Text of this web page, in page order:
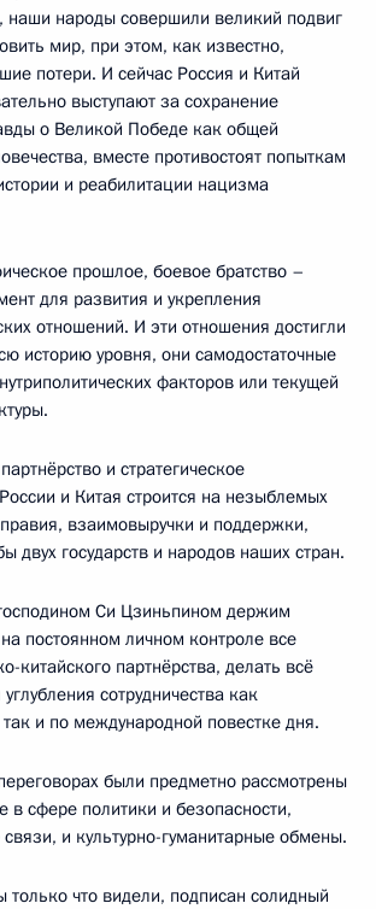
наши народы совершили великий подвиг
мир, при этом, как известно,
потери. И сейчас Россия и Китай
выступают за сохранение
о Великой Победе как общей
вместе противостоят попыткам
и реабилитации нацизма
прошлое, боевое братство –
для развития и укрепления
отношений. И эти отношения достигли
историю уровня, они самодостаточные
факторов или текущей
и стратегическое
и Китая строится на незыблемых
взаимовыручки и поддержки,
двух государств и народов наших стран.
Си Цзиньпином держим
постоянном личном контроле все
китайского партнёрства, делать всё
сотрудничества как
так и по международной повестке дня.
были предметно рассмотрены
в сфере политики и безопасности,
и культурно-гуманитарные обмены.
только что видели, подписан солидный